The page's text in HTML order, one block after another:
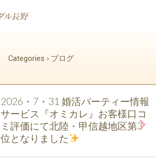
Categories › ブログ
2026・7・31 婚活パーティー情報
サービス『オミカレ』お客様口コ
ミ評価にて北陸・甲信越地区第3
位となりました